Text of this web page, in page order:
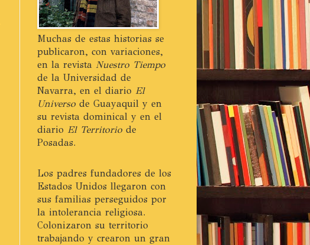
Muchas de estas historias se
publicaron, con variaciones,
en la revista Nuestro Tiempo
de la Universidad de
Navarra, en el diario El
Universode Guayaquil y en
su revista dominical y en el
diario El Territoriode
Posadas.
Los padres fundadores de los
Estados Unidos llegaron con
sus familias perseguidos por
la intolerancia religiosa.
Colonizaron su territorio
trabajando y crearon un gran